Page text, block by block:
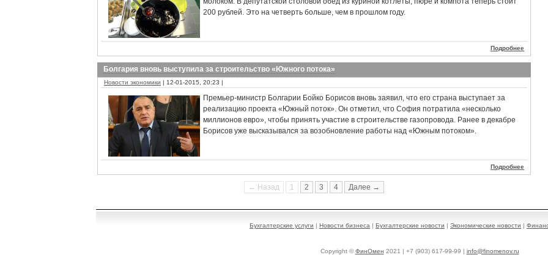
200 рублей. Это на четверть больше, чем в прошлом году.
Подробнее
Болгария вновь выступила за строительство «Южного потока»
Новости экономики | 12-01-2015, 20:23 |
Премьер-министр Болгарии Бойко Борисов вновь заявил, что его страна выступает за
реализацию проекта «Южный поток». Он отметил, что София потратила «несколько
миллионов евро», чтобы принять участие в строительстве газопровода. Ранее в декабре
Борисов уже высказывался за возобновление работы над «Южным потоком».
Подробнее
← Назад 1 2 3 4 Далее →
Бухгалтерские услуги | Новости бизнеса | Бухгалтерские новости | Экономические новости |
Copyright ©ФинОмен 2021 | +7 (903) 617-99-99 | info@finomenov.ru